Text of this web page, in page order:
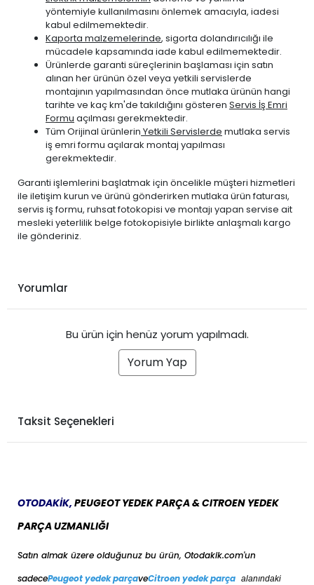
yöntemiyle kullanılmasını önlemek amacıyla, iadesi
kabul edilmemektedir.
Kaporta malzemelerinde, sigorta dolandırıcılığı ile
mücadele kapsamında iade kabul edilmemektedir.
Ürünlerde garanti süreçlerinin başlaması için satın
alınan her ürünün özel veya yetkili servislerde
montajının yapılmasından önce mutlaka ürünün hangi
tarihte ve kaç km'de takıldığını gösteren Servis İş Emri
Formu açılması gerekmektedir.
Tüm Orijinal ürünlerin Yetkili Servislerde mutlaka servis
iş emri formu açılarak montaj yapılması
gerekmektedir.
Garanti işlemlerini başlatmak için öncelikle müşteri hizmetleri
ile iletişim kurun ve ürünü gönderirken mutlaka ürün faturası,
servis iş formu, ruhsat fotokopisi ve montajı yapan servise ait
mesleki yeterlilik belge fotokopisiyle birlikte anlaşmalı kargo
ile gönderiniz.
Yorumlar
Bu ürün için henüz yorum yapılmadı.
Yorum Yap
Taksit Seçenekleri
OTODAKİK, PEUGEOT YEDEK PARÇA & CITROEN YEDEK
PARÇA UZMANLIĞI
Satın almak üzere olduğunuz bu ürün, Otodakik.com'un
sadecePeugeot yedek parçaveCitroen yedek parça alanındaki